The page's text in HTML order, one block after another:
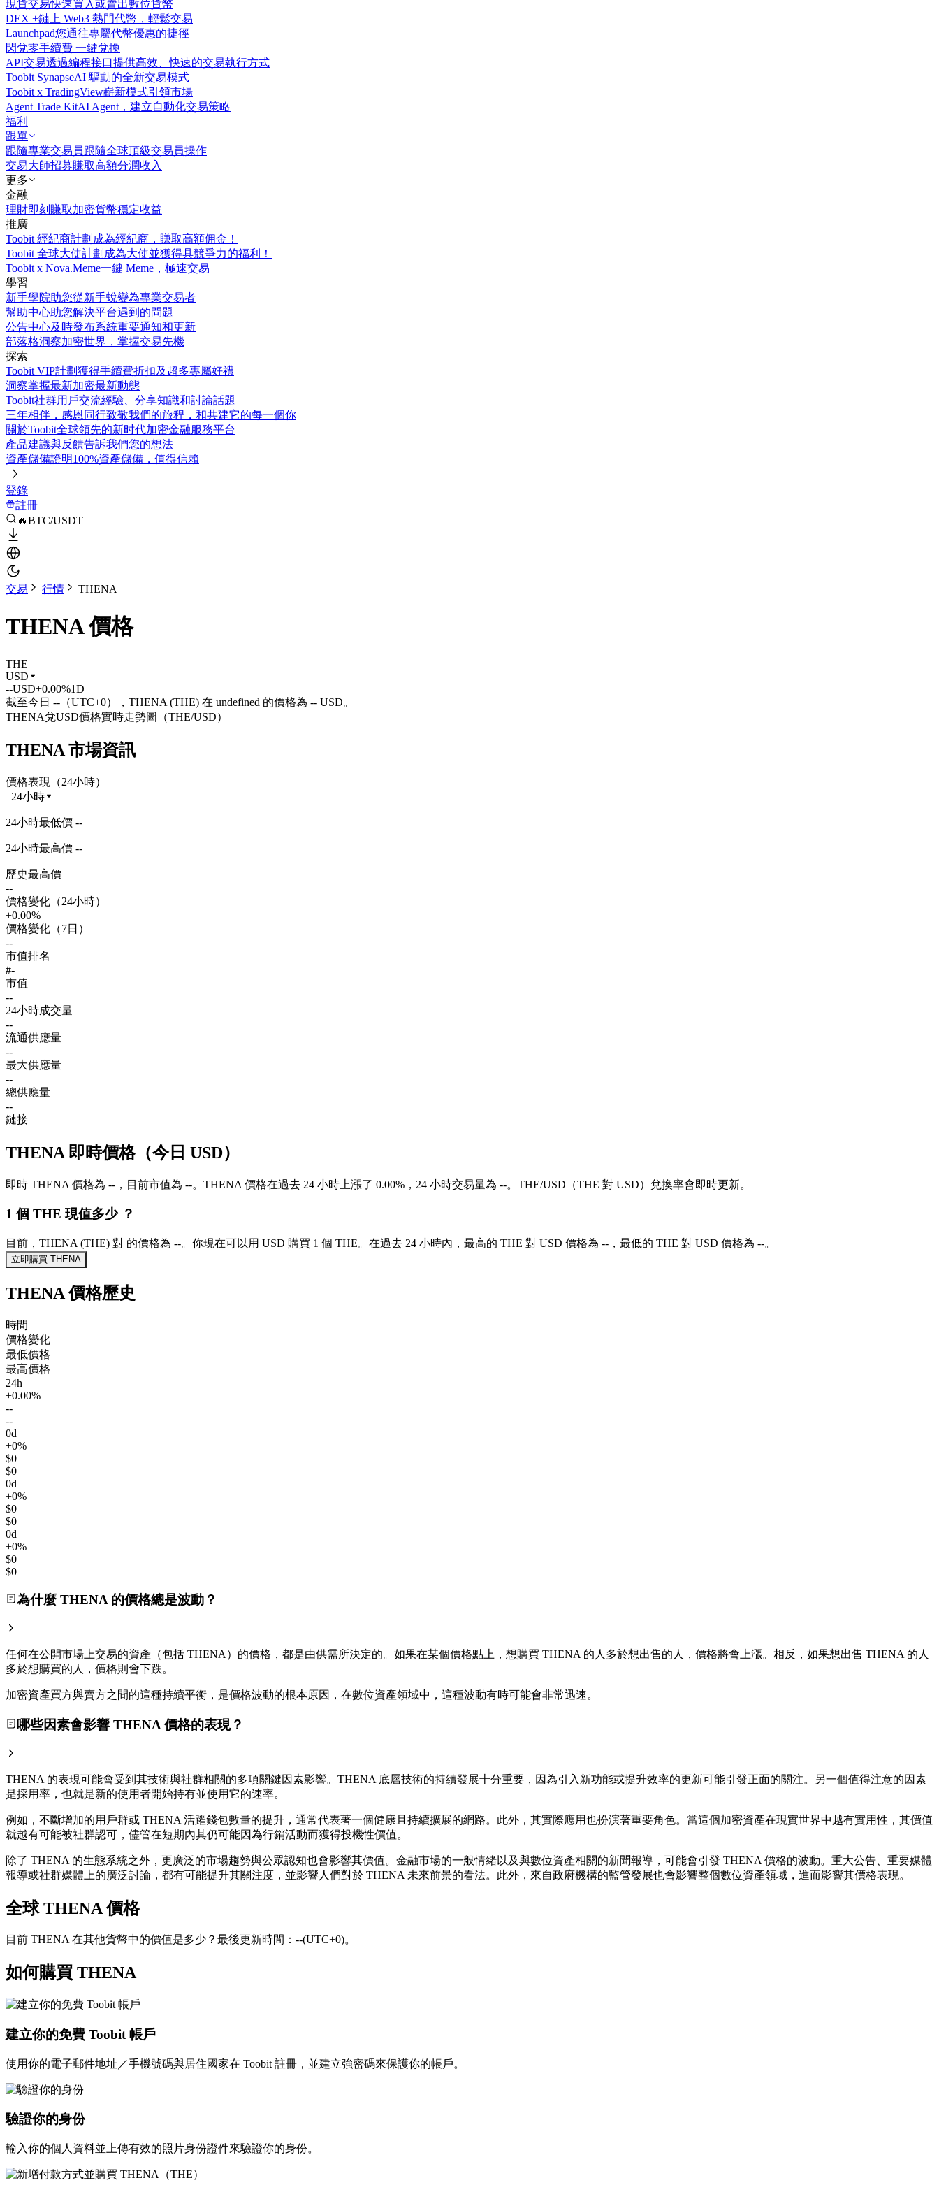
現貨交易快速買入或賣出數位貨幣
DEX +鏈上 Web3 熱門代幣，輕鬆交易
Launchpad您通往專屬代幣優惠的捷徑
閃兌零手續費 一鍵兌換
API交易透過編程接口提供高效、快速的交易執行方式
Toobit SynapseAI 驅動的全新交易模式
Toobit x TradingView嶄新模式引領市場
Agent Trade KitAI Agent，建立自動化交易策略
福利
跟單
跟隨專業交易員跟隨全球頂級交易員操作
交易大師招募賺取高額分潤收入
更多
金融
理財即刻賺取加密貨幣穩定收益
推廣
Toobit 經紀商計劃 成為經紀商，賺取高額佣金！
Toobit 全球大使計劃 成為大使並獲得具競爭力的福利！
Toobit x Nova.Meme一鍵 Meme，極速交易
學習
新手學院助您從新手蛻變為專業交易者
幫助中心助您解決平台遇到的問題
公告中心及時發布系統重要通知和更新
部落格洞察加密世界，掌握交易先機
探索
Toobit VIP計劃獲得手續費折扣及超多專屬好禮
洞察掌握最新加密最新動態
Toobit社群用戶交流經驗、分享知識和討論話題
三年相伴，感恩同行致敬我們的旅程，和共建它的每一個你
關於Toobit全球領先的新时代加密金融服務平台
產品建議與反饋告訴我們您的想法
資產儲備證明100%資產儲備，值得信賴
登錄
註冊
🔥BTC/USDT
交易 行情 THENA
THENA 價格
THE
USD
--USD+0.00%1D
截至今日 --（UTC+0），THENA (THE) 在 undefined 的價格為 -- USD。
THENA兌USD價格實時走勢圖（THE/USD）
THENA 市場資訊
價格表現（24小時）
24小時
24小時最低價 --
24小時最高價 --
歷史最高價
--
價格變化（24小時）
+0.00%
價格變化（7日）
--
市值排名
#-
市值
--
24小時成交量
--
流通供應量
--
最大供應量
--
總供應量
--
鏈接
THENA 即時價格（今日 USD）
即時 THENA 價格為 --，目前市值為 --。THENA 價格在過去 24 小時上漲了 0.00%，24 小時交易量為 --。THE/USD（THE 對 USD）兌換率會即時更新。
1 個 THE 現值多少 ？
目前，THENA (THE) 對 的價格為 --。你現在可以用 USD 購買 1 個 THE。在過去 24 小時內，最高的 THE 對 USD 價格為 --，最低的 THE 對 USD 價格為 --。
立即購買 THENA
THENA 價格歷史
時間
價格變化
最低價格
最高價格
24h
+0.00%
--
--
0d
+0%
$0
$0
0d
+0%
$0
$0
0d
+0%
$0
$0
為什麼 THENA 的價格總是波動？
任何在公開市場上交易的資產（包括 THENA）的價格，都是由供需所決定的。如果在某個價格點上，想購買 THENA 的人多於想出售的人，價格將會上漲。相反，如果想出售 THENA 的人
多於想購買的人，價格則會下跌。
加密資產買方與賣方之間的這種持續平衡，是價格波動的根本原因，在數位資產領域中，這種波動有時可能會非常迅速。
哪些因素會影響 THENA 價格的表現？
THENA 的表現可能會受到其技術與社群相關的多項關鍵因素影響。THENA 底層技術的持續發展十分重要，因為引入新功能或提升效率的更新可能引發正面的關注。另一個值得注意的因素
是採用率，也就是新的使用者開始持有並使用它的速率。
例如，不斷增加的用戶群或 THENA 活躍錢包數量的提升，通常代表著一個健康且持續擴展的網路。此外，其實際應用也扮演著重要角色。當這個加密資產在現實世界中越有實用性，其價值
就越有可能被社群認可，儘管在短期內其仍可能因為行銷活動而獲得投機性價值。
除了 THENA 的生態系統之外，更廣泛的市場趨勢與公眾認知也會影響其價值。金融市場的一般情緒以及與數位資產相關的新聞報導，可能會引發 THENA 價格的波動。重大公告、重要媒體
報導或社群媒體上的廣泛討論，都有可能提升其關注度，並影響人們對於 THENA 未來前景的看法。此外，來自政府機構的監管發展也會影響整個數位資產領域，進而影響其價格表現。
全球 THENA 價格
目前 THENA 在其他貨幣中的價值是多少？最後更新時間：--(UTC+0)。
如何購買 THENA
建立你的免費 Toobit 帳戶
使用你的電子郵件地址／手機號碼與居住國家在 Toobit 註冊，並建立強密碼來保護你的帳戶。
驗證你的身份
輸入你的個人資料並上傳有效的照片身份證件來驗證你的身份。